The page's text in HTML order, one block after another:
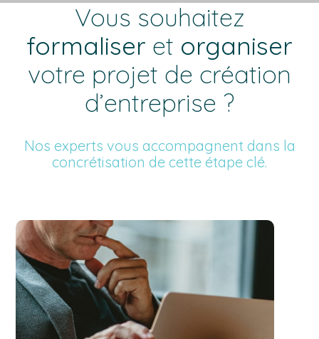
Vous souhaitez
formaliser et organiser
votre projet de création
d’entreprise ?
Nos experts vous accompagnent dans la
concrétisation de cette étape clé.